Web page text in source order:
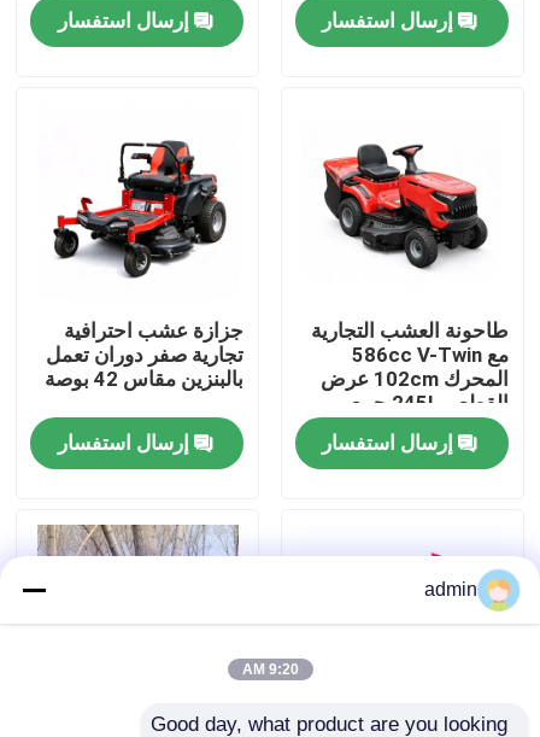
المنزل
فيديوهات
حولنا
عرض المصنع
اتصل بنا
بالمنشار البنزين
منشار كهربائي
مصطاد العشب
إرسال استفسار
38 بوصة دعم مصنعي
المعدات الأصلية
إرسال استفسار
طاحونة العشب التجارية
مع 586cc V-Twin
المحرك 102cm عرض
القطع و 245L جمع
العشب
إرسال استفسار
جزازة عشب احترافية
تجارية صفر دوران تعمل
بالبنزين مقاس 42 بوصة
إرسال استفسار
admin
9:20 AM
Good day, what product are you looking